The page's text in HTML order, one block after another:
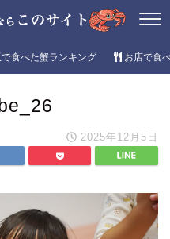
食べた蟹ランキング お店で食
2025年12月5日